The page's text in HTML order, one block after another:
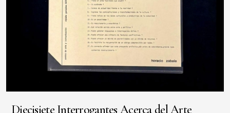
Diecisiete Interrogantes Acerca del Arte